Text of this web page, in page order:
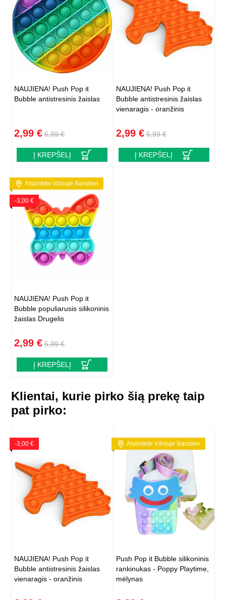
NAUJIENA! Push Pop it
Bubble antistresinis žaislas
2,99 € 6,99 €
Į KREPŠELĮ
NAUJIENA! Push Pop it
Bubble antistresinis žaislas
vienaragis - oranžinis
2,99 € 5,99 €
Į KREPŠELĮ
Atsiimkite Vilniuje šiandien
-3,00 €
NAUJIENA! Push Pop it
Bubble populiarusis silikoninis
žaislas Drugelis
2,99 € 5,99 €
Į KREPŠELĮ
Klientai, kurie pirko šią prekę taip
pat pirko:
-3,00 €
NAUJIENA! Push Pop it
Bubble antistresinis žaislas
vienaragis - oranžinis
Atsiimkite Vilniuje šiandien
Push Pop it Bubble silikoninis
rankinukas - Poppy Playtime,
mėlynas